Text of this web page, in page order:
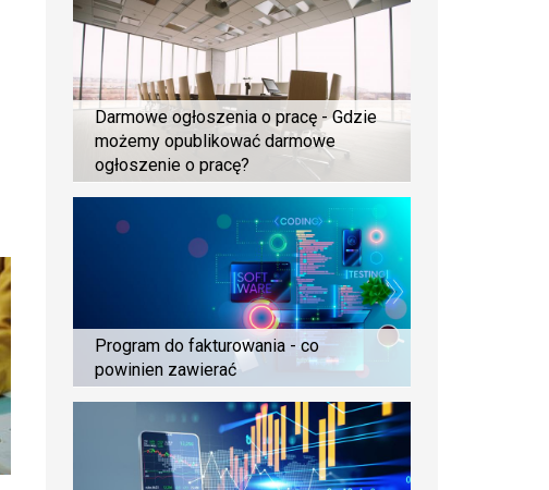
Darmowe ogłoszenia o pracę - Gdzie
możemy opublikować darmowe
ogłoszenie o pracę?
Program do fakturowania - co
powinien zawierać